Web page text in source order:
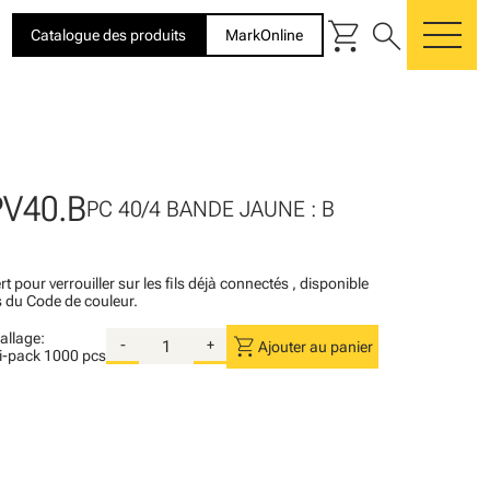
Catalogue des produits MarkOnline shopping_cart search
PC 40/4 BANDE JAUNE : B
pour verrouiller sur les fils déjà connectés , disponible
Code de couleur.
pack 1000 pcs
- + shopping_cart Ajouter au panier